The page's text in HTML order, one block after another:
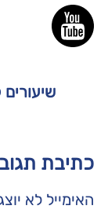
כתיבת
האימייל לא